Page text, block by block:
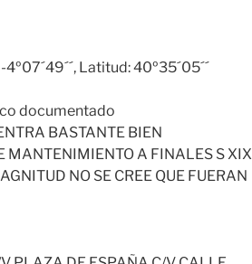
Latitud: 40º35´05´´
documentado
BASTANTE BIEN
MANTENIMIENTO A FINALES S XIX
NO SE CREE QUE FUERAN